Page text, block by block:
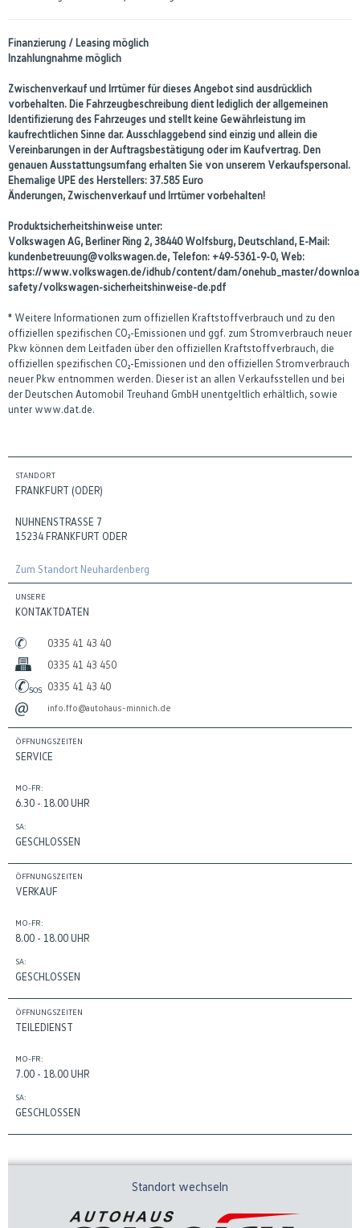
Finanzierung / Leasing möglich
Inzahlungnahme möglich
Zwischenverkauf und Irrtümer für dieses Angebot sind ausdrücklich
vorbehalten. Die Fahrzeugbeschreibung dient lediglich der allgemeinen
Identifizierung des Fahrzeuges und stellt keine Gewährleistung im
kaufrechtlichen Sinne dar. Ausschlaggebend sind einzig und allein die
Vereinbarungen in der Auftragsbestätigung oder im Kaufvertrag. Den
genauen Ausstattungsumfang erhalten Sie von unserem Verkaufspersonal.
Ehemalige UPE des Herstellers: 37.585 Euro
Änderungen, Zwischenverkauf und Irrtümer vorbehalten!
Produktsicherheitshinweise unter:
Volkswagen AG, Berliner Ring 2, 38440 Wolfsburg, Deutschland, E-Mail:
kundenbetreuung@volkswagen.de, Telefon: +49-5361-9-0, Web:
https://www.volkswagen.de/idhub/content/dam/onehub_master/
safety/volkswagen-sicherheitshinweise-de.pdf
* Weitere Informationen zum offiziellen Kraftstoffverbrauch und zu den
offiziellen spezifischen CO₂-Emissionen und ggf. zum Stromverbrauch neuer
Pkw können dem Leitfaden über den offiziellen Kraftstoffverbrauch, die
offiziellen spezifischen CO₂-Emissionen und den offiziellen Stromverbrauch
neuer Pkw entnommen werden. Dieser ist an allen Verkaufsstellen und bei
der Deutschen Automobil Treuhand GmbH unentgeltlich erhältlich, sowie
unter www.dat.de.
STANDORT
FRANKFURT (ODER)
NUHNENSTRASSE 7
15234 FRANKFURT ODER
Zum Standort Neuhardenberg
UNSERE
KONTAKTDATEN
0335 41 43 40
0335 41 43 450
0335 41 43 40
info.ffo@autohaus-minnich.de
ÖFFNUNGSZEITEN
SERVICE
MO-FR:
6.30 - 18.00 UHR
SA:
GESCHLOSSEN
ÖFFNUNGSZEITEN
VERKAUF
MO-FR:
8.00 - 18.00 UHR
SA:
GESCHLOSSEN
ÖFFNUNGSZEITEN
TEILEDIENST
MO-FR:
7.00 - 18.00 UHR
SA:
GESCHLOSSEN
Standort wechseln